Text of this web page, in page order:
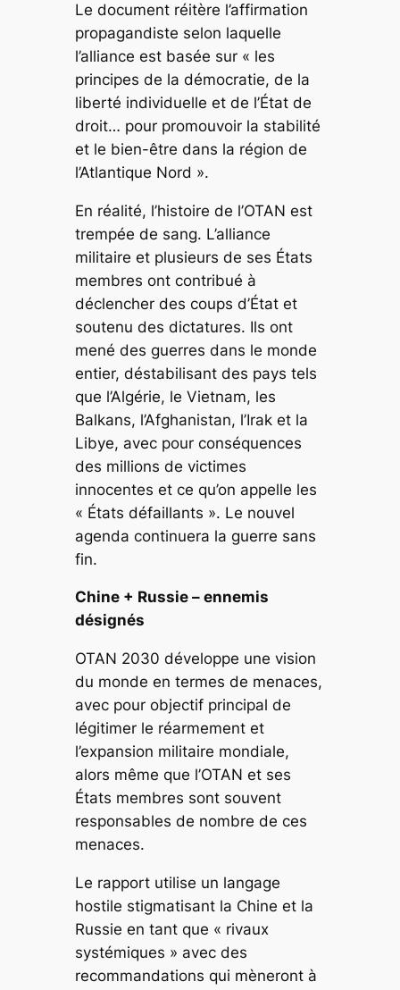
Le document réitère l’affirmation
propagandiste selon laquelle
l’alliance est basée sur « les
principes de la démocratie, de la
liberté individuelle et de l’État de
droit… pour promouvoir la stabilité
et le bien-être dans la région de
l’Atlantique Nord ».
En réalité, l’histoire de l’OTAN est
trempée de sang. L’alliance
militaire et plusieurs de ses États
membres ont contribué à
déclencher des coups d’État et
soutenu des dictatures. Ils ont
mené des guerres dans le monde
entier, déstabilisant des pays tels
que l’Algérie, le Vietnam, les
Balkans, l’Afghanistan, l’Irak et la
Libye, avec pour conséquences
des millions de victimes
innocentes et ce qu’on appelle les
« États défaillants ». Le nouvel
agenda continuera la guerre sans
fin.
Chine + Russie – ennemis
désignés
OTAN 2030 développe une vision
du monde en termes de menaces,
avec pour objectif principal de
légitimer le réarmement et
l’expansion militaire mondiale,
alors même que l’OTAN et ses
États membres sont souvent
responsables de nombre de ces
menaces.
Le rapport utilise un langage
hostile stigmatisant la Chine et la
Russie en tant que « rivaux
systémiques » avec des
recommandations qui mèneront à